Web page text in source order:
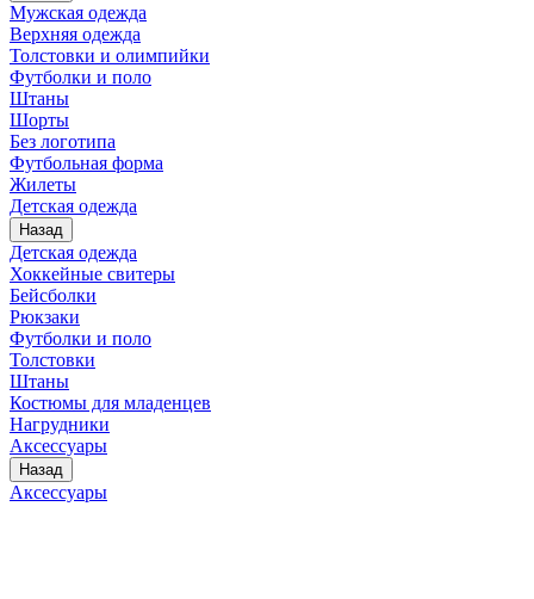
Мужская одежда
Верхняя одежда
Толстовки и олимпийки
Футболки и поло
Штаны
Шорты
Без логотипа
Футбольная форма
Жилеты
Детская одежда
Назад
Детская одежда
Хоккейные свитеры
Бейсболки
Рюкзаки
Футболки и поло
Толстовки
Штаны
Костюмы для младенцев
Нагрудники
Аксессуары
Назад
Аксессуары